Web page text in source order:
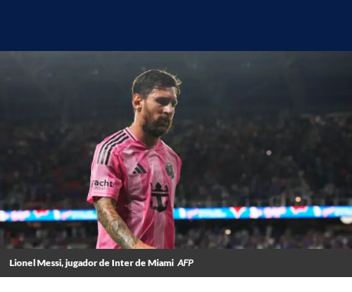
Lionel Messi, jugador de Inter de Miami AFP